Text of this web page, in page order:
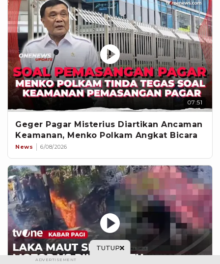
07:51
Geger Pagar Misterius Diartikan Ancaman
Keamanan, Menko Polkam Angkat Bicara
News 6/08/2026
TUTUP
ADVERTISEMENT